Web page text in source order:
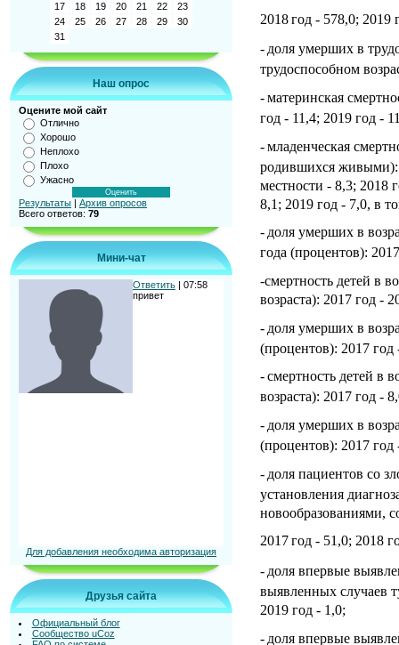
17
18 19 20 21 22
23
24
25 26 27 28 29
30
31
Наш опрос
Оцените мой сайт
Отлично
Хорошо
Неплохо
Плохо
Ужасно
Результаты | Архив опросов
Всего ответов: 79
Мини-чат
Для добавления необходима авторизация
Друзья сайта
Официальный блог
Сообщество uCoz
2018год - 578,0; 2019
- доля умерших в
трудоспособном
-материнская
год - 11,4; 2019 год -
-младенческая
родившихся живыми):
местности - 8,3; 2018
8,1; 2019 год - 7,0, в
- доля умерших в
года (процентов):
-смертность детей в
возраста): 2017 год -
- доля умерших в
(процентов): 2017 год
-смертность детей в
возраста): 2017 год -
- доля умерших в
(процентов): 2017 год
- доля пациентов со
установления
новообразованиями,
2017год - 51,0; 2018
- доля впервые
выявленных случаев
2019 год - 1,0;
- доля впервые